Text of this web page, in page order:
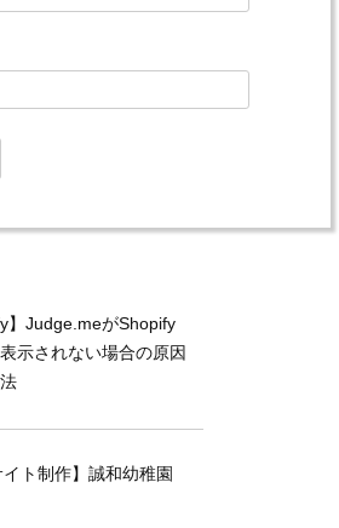
】Judge.meがShopify
示されない場合の原因
イト制作】誠和幼稚園